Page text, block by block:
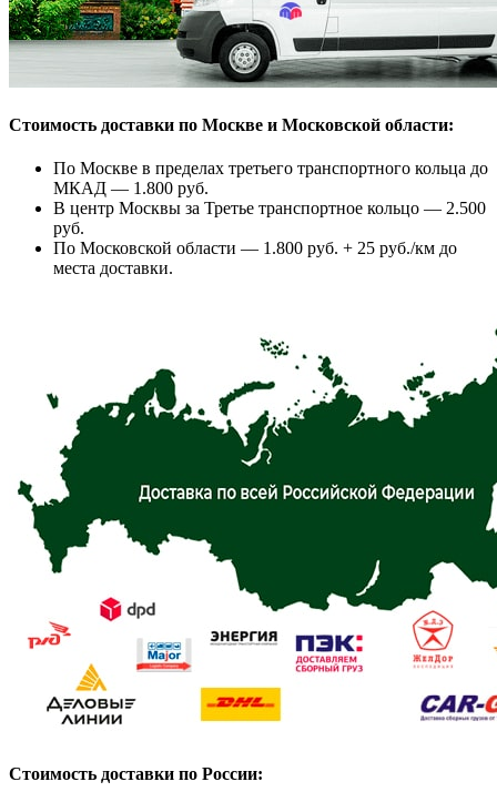
Стоимость доставки по Москве и Московской области:
По Москве в пределах третьего транспортного кольца до
МКАД — 1.800 руб.
В центр Москвы за Третье транспортное кольцо — 2.500
руб.
По Московской области — 1.800 руб. + 25 руб./км до
места доставки.
Стоимость доставки по России: